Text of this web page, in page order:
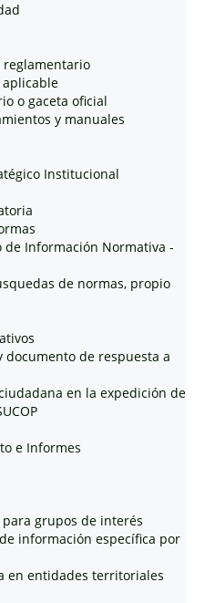
reglamentario
o gaceta oficial
y manuales
Institucional
de Información Normativa -
de normas, propio
documento de respuesta a
en la expedición de
e Informes
grupos de interés
información específica por
en entidades territoriales